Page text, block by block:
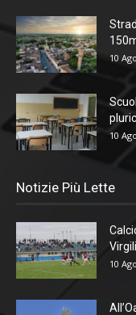
10
10
Notizie Più Lette
10